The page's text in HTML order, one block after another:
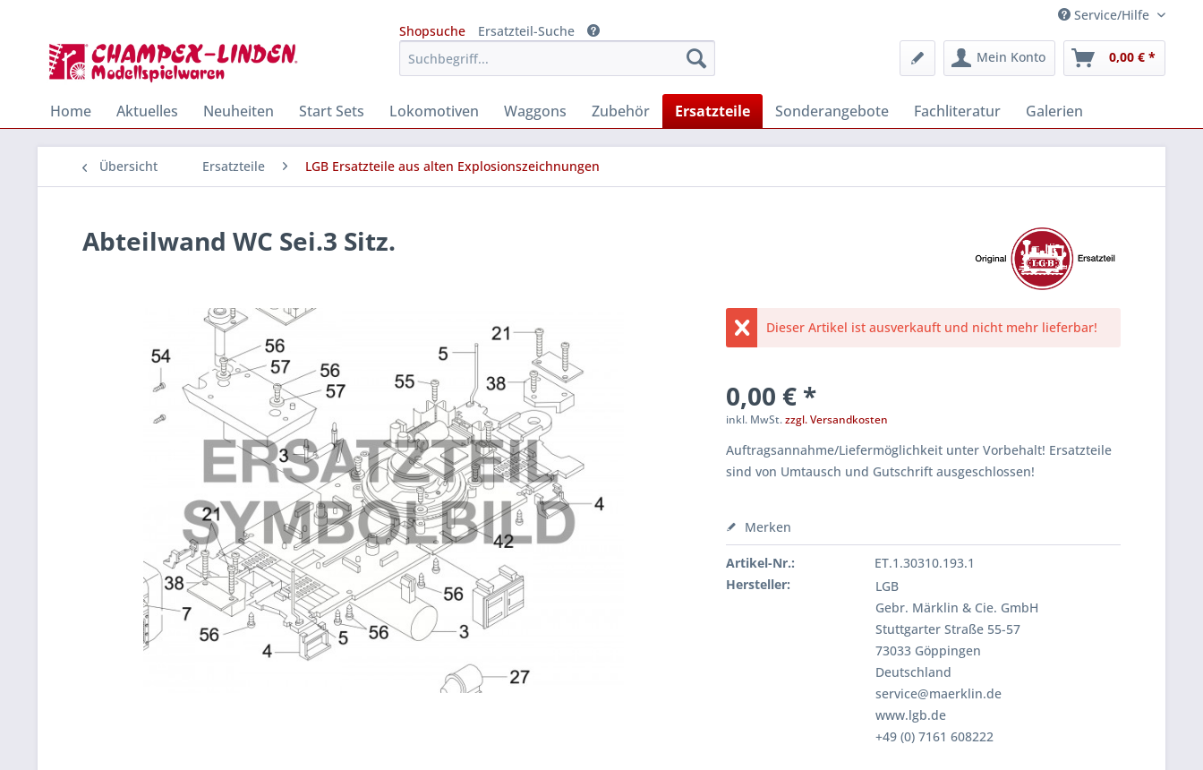
Service/Hilfe
Shopsuche
Ersatzteil-Suche
Mein Konto
0,00 € *
Home Aktuelles Neuheiten Start Sets Lokomotiven Waggons Zubehör Ersatzteile Sonderangebote Fachliteratur Galerien
Übersicht Ersatzteile LGB Ersatzteile aus alten Explosionszeichnungen
Abteilwand WC Sei.3 Sitz.
Dieser Artikel ist ausverkauft und nicht mehr lieferbar!
0,00 € *
inkl. MwSt.zzgl. Versandkosten
Auftragsannahme/Liefermöglichkeit unter Vorbehalt! Ersatzteile
sind von Umtausch und Gutschrift ausgeschlossen!
Merken
Artikel-Nr.:
ET.1.30310.193.1
Hersteller:
LGB
Gebr. Märklin & Cie. GmbH
Stuttgarter Straße 55-57
73033 Göppingen
Deutschland
service@maerklin.de
www.lgb.de
+49 (0) 7161 608222